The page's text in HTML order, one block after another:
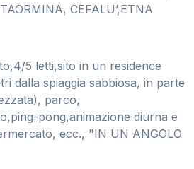
CEFALU’,ETNA
5 letti,sito in un residence
dalla spiaggia sabbiosa, in parte
parco,
pong,animazione diurna e
ecc., "IN UN ANGOLO